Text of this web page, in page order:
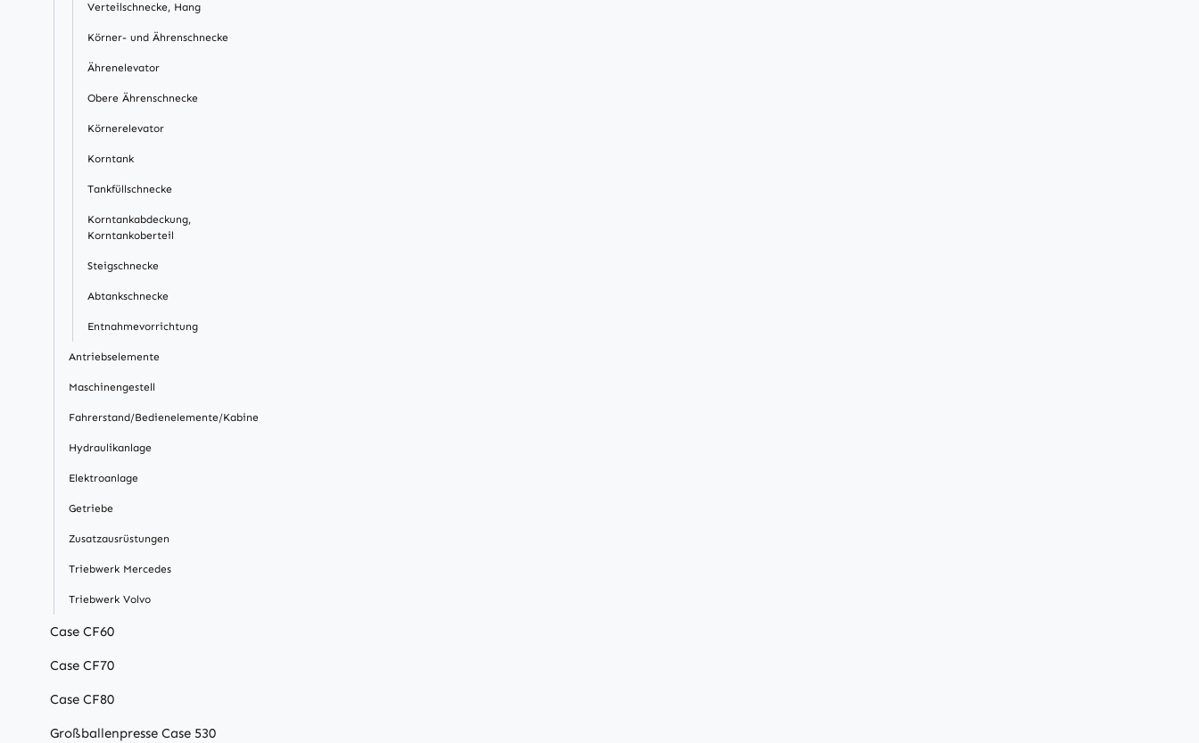
Verteilschnecke, Hang
Körner- und Ährenschnecke
Ährenelevator
Obere Ährenschnecke
Körnerelevator
Korntank
Tankfüllschnecke
Korntankabdeckung,
Korntankoberteil
Steigschnecke
Abtankschnecke
Entnahmevorrichtung
Antriebselemente
Maschinengestell
Fahrerstand/Bedienelemente/Kabine
Hydraulikanlage
Elektroanlage
Getriebe
Zusatzausrüstungen
Triebwerk Mercedes
Triebwerk Volvo
Case CF60
Case CF70
Case CF80
Großballenpresse Case 530